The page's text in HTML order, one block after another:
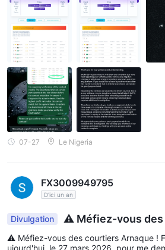
mpte à la 4ème place au lieu de la 1ère. Pendant ce temps, 3 co
mptes avec peu ou pas d'activité
pparus dans les premières places. J'ai signalé le problème pend
ant le concours. Le support a répondu :
le concours, mes demandes de Vérification
à jour juillet 2026 : Après escalade, le
uête de 2-3 semaines et de fournir les
es des capitaux propres de chaque
nent, ainsi que Vérification des résultats
ptes gagnants. En attente des résultats de l'enquête de courtier
prévus pour le 10 août 2026. Je
cran et les preuves par email si les
Merci.
07-27 Le Nigeria
FX3009949795
D'ici un an
Divulgation
⚠️ Méfiez-vous
e !FlipTrade
⚠️ Méfiez-vous des courtiers Arnaque !